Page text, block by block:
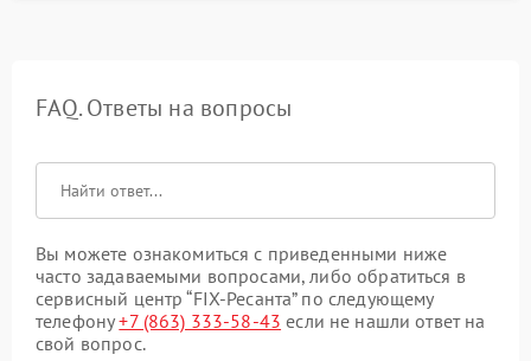
FAQ. Ответы на вопросы
Вы можете ознакомиться с приведенными ниже
часто задаваемыми вопросами, либо обратиться в
сервисный центр “FIX-Ресанта” по следующему
телефону+7 (863) 333-58-43 если не нашли ответ на
свой вопрос.